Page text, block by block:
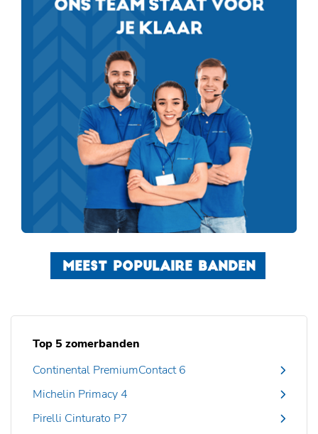
MEEST POPULAIRE BANDEN
Top 5 zomerbanden
Continental PremiumContact 6
Michelin Primacy 4
Pirelli Cinturato P7